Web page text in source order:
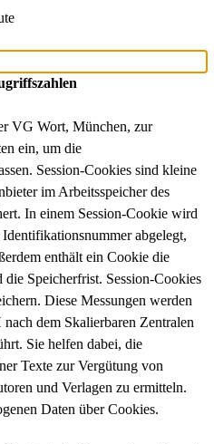
VG Wort, München, zur
ein, um die
Session-Cookies sind kleine
im Arbeitsspeicher des
In einem Session-Cookie wird
abgelegt,
enthält ein Cookie die
Speicherfrist. Session-Cookies
Diese Messungen werden
dem Skalierbaren Zentralen
Sie helfen dabei, die
Texte zur Vergütung von
und Verlagen zu ermitteln.
Daten über Cookies.